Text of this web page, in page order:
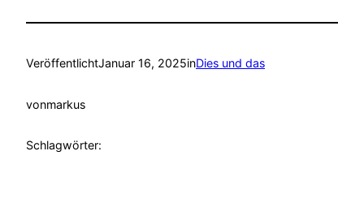
VeröffentlichtJanuar 16, 2025inDies und das
vonmarkus
Schlagwörter: